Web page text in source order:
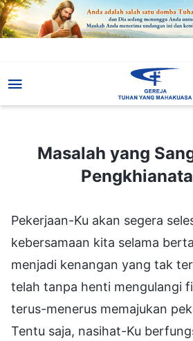
Masalah yang Sangat Serius:
Masalah yang
Pekerjaan-Ku akan segera
kebersamaan kita selama
menjadi kenangan yang tak
telah tanpa henti mengulangi
terus-menerus memajukan
Tentu saja, nasihat-Ku